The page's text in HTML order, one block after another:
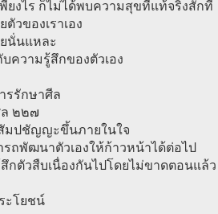
ยงไร ก็ไม่ได้พบความสุขที่แท้จริงสักที
วของเราเอง
ยนั่นแหละ
ความรู้สึกของตัวเอง
รรักษาศีล
ล ๒๒๗
มปชัญญะขึ้นภายในใจ
ถพัฒนาตัวเองให้ก้าวหน้าได้ต่อไป
ตัวสืบเนื่องกันไปโดยไม่ขาดตอนแล้ว
ะโยชน์